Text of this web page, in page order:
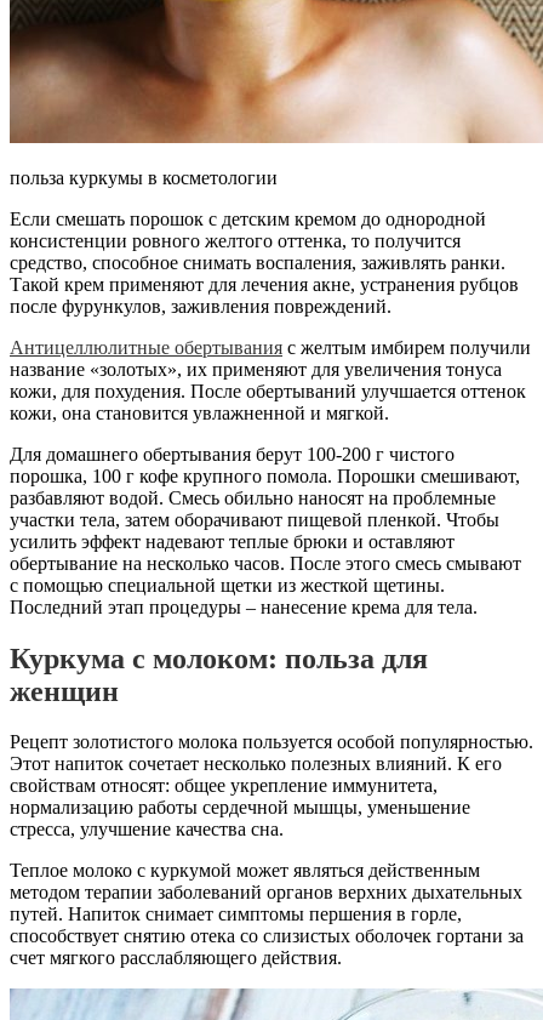
польза куркумы в косметологии
Если смешать порошок с детским кремом до однородной
консистенции ровного желтого оттенка, то получится
средство, способное снимать воспаления, заживлять ранки.
Такой крем применяют для лечения акне, устранения рубцов
после фурункулов, заживления повреждений.
Антицеллюлитные обертывания с желтым имбирем получили
название «золотых», их применяют для увеличения тонуса
кожи, для похудения. После обертываний улучшается оттенок
кожи, она становится увлажненной и мягкой.
Для домашнего обертывания берут 100-200 г чистого
порошка, 100 г кофе крупного помола. Порошки смешивают,
разбавляют водой. Смесь обильно наносят на проблемные
участки тела, затем оборачивают пищевой пленкой. Чтобы
усилить эффект надевают теплые брюки и оставляют
обертывание на несколько часов. После этого смесь смывают
с помощью специальной щетки из жесткой щетины.
Последний этап процедуры – нанесение крема для тела.
Куркума с молоком: польза для
женщин
Рецепт золотистого молока пользуется особой популярностью.
Этот напиток сочетает несколько полезных влияний. К его
свойствам относят: общее укрепление иммунитета,
нормализацию работы сердечной мышцы, уменьшение
стресса, улучшение качества сна.
Теплое молоко с куркумой может являться действенным
методом терапии заболеваний органов верхних дыхательных
путей. Напиток снимает симптомы першения в горле,
способствует снятию отека со слизистых оболочек гортани за
счет мягкого расслабляющего действия.